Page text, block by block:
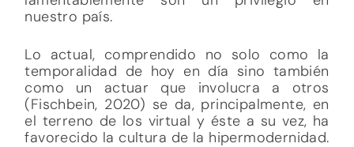
nuestro país.
Lo actual, comprendido no solo como la
temporalidad de hoy en día sino también
como un actuar que involucra a otros
(Fischbein, 2020) se da, principalmente, en
el terreno de los virtual y éste a su vez, ha
favorecido la cultura de la hipermodernidad.